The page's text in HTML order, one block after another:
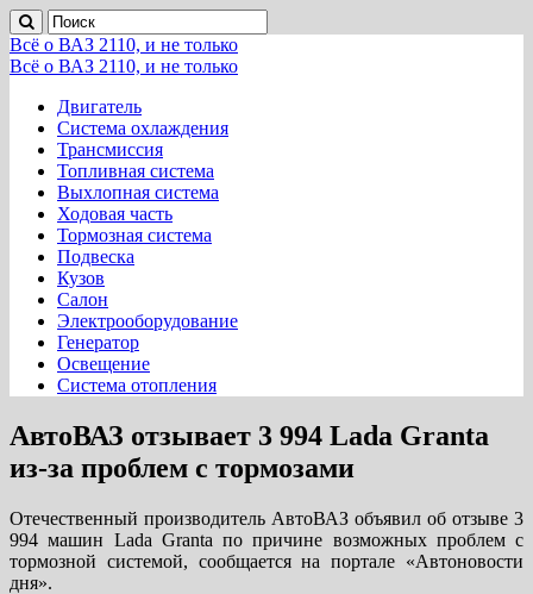
Всё о ВАЗ 2110, и не только
Всё о ВАЗ 2110, и не только
Двигатель
Система охлаждения
Трансмиссия
Топливная система
Выхлопная система
Ходовая часть
Тормозная система
Подвеска
Кузов
Салон
Электрооборудование
Генератор
Освещение
Система отопления
АвтоВАЗ отзывает 3 994 Lada Granta
из-за проблем с тормозами
Отечественный производитель АвтоВАЗ объявил об отзыве 3
994 машин Lada Granta по причине возможных проблем с
тормозной системой, сообщается на портале «Автоновости
дня».